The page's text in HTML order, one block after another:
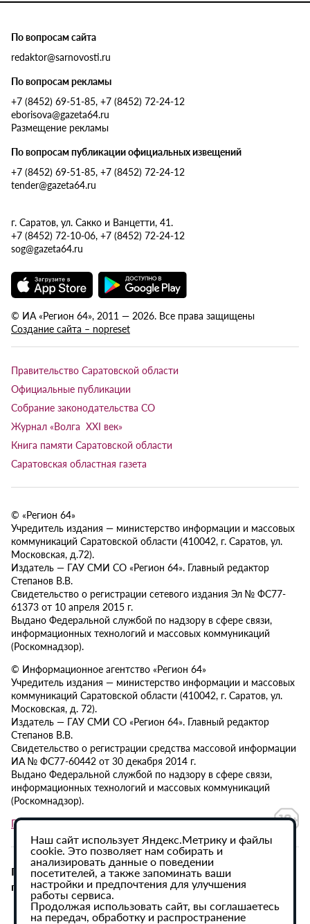
По вопросам сайта
redaktor@sarnovosti.ru
По вопросам рекламы
+7 (8452) 69-51-85, +7 (8452) 72-24-12
eborisova@gazeta64.ru
Размещение рекламы
По вопросам публикации официальных извещений
+7 (8452) 69-51-85, +7 (8452) 72-24-12
tender@gazeta64.ru
г. Саратов, ул. Сакко и Ванцетти, 41.
+7 (8452) 72-10-06, +7 (8452) 72-24-12
sog@gazeta64.ru
© ИА «Регион 64», 2011 — 2026. Все права защищены
Создание сайта – nopreset
Правительство Саратовской области
Официальные публикации
Собрание законодательства СО
Журнал «Волга XXI век»
Книга памяти Саратовской области
Саратовская областная газета
© «Регион 64»
Учредитель издания — министерство информации и массовых
коммуникаций Саратовской области (410042, г. Саратов, ул.
Московская, д.72).
Издатель — ГАУ СМИ СО «Регион 64». Главный редактор
Степанов В.В.
Свидетельство о регистрации сетевого издания Эл № ФС77-
61373 от 10 апреля 2015 г.
Выдано Федеральной службой по надзору в сфере связи,
информационных технологий и массовых коммуникаций
(Роскомнадзор).
© Информационное агентство «Регион 64»
Учредитель издания — министерство информации и массовых
коммуникаций Саратовской области (410042, г. Саратов, ул.
Московская, д. 72).
Издатель — ГАУ СМИ СО «Регион 64». Главный редактор
Степанов В.В.
Свидетельство о регистрации средства массовой информации
ИА № ФС77-60442 от 30 декабря 2014 г.
Выдано Федеральной службой по надзору в сфере связи,
информационных технологий и массовых коммуникаций
(Роскомнадзор).
Политика в отношении обработки персональных данных
При использовании материалов сайта активная
гиперссылка на ИА «Регион 64» обязательна.
Наш сайт использует Яндекс.Метрику и файлы
cookie. Это позволяет нам собирать и
анализировать данные о поведении
посетителей, а также запоминать ваши
настройки и предпочтения для улучшения
работы сервиса.
Продолжая использовать сайт, вы соглашаетесь
на передач, обработку и распространение